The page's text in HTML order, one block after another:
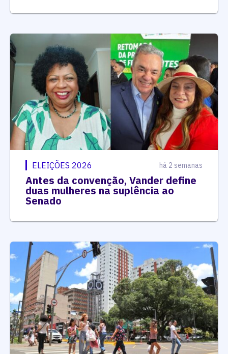
ELEIÇÕES 2026 há 2 semanas
Antes da convenção, Vander define
duas mulheres na suplência ao
Senado